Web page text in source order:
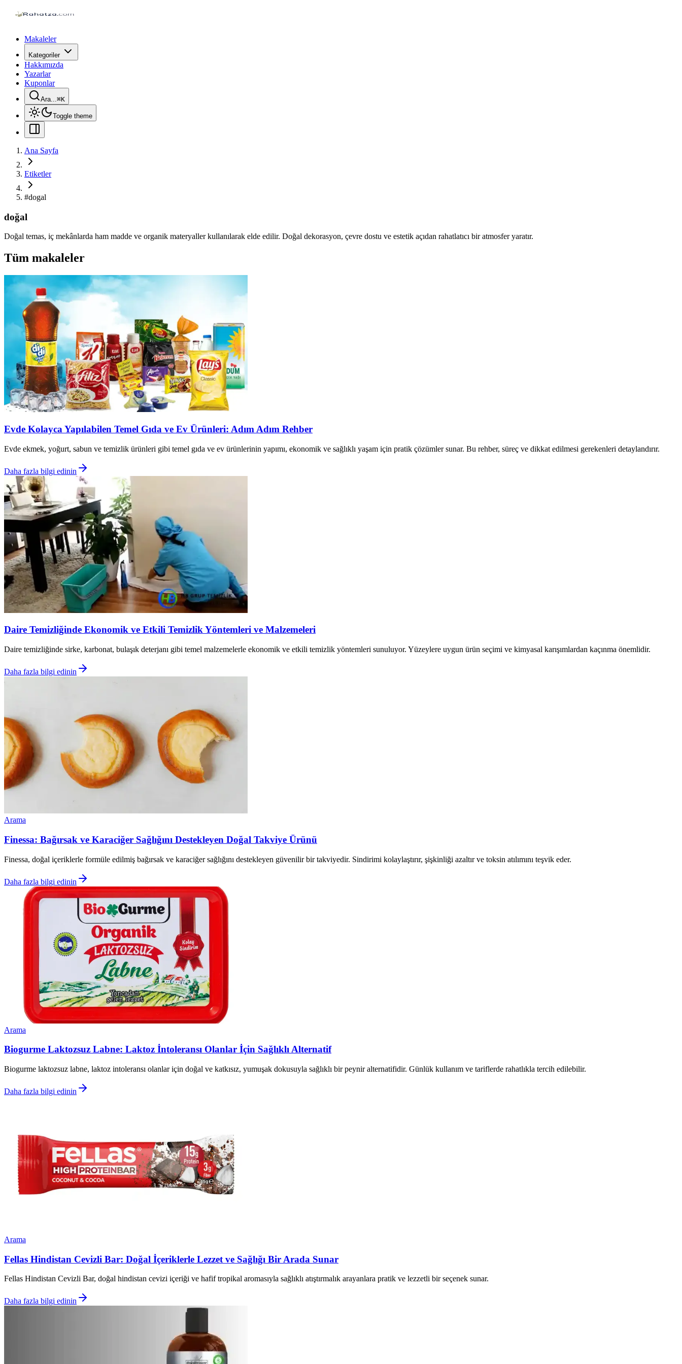
Makaleler
Kategoriler
Hakkımızda
Yazarlar
Kuponlar
Ara...⌘K
Toggle theme
Ana Sayfa
Etiketler
#dogal
doğal
Doğal temas, iç mekânlarda ham madde ve organik materyaller kullanılarak elde edilir. Doğal dekorasyon, çevre dostu ve estetik açıdan rahatlatıcı bir atmosfer yaratır.
Tüm makaleler
Evde Kolayca Yapılabilen Temel Gıda ve Ev Ürünleri: Adım Adım Rehber
Evde ekmek, yoğurt, sabun ve temizlik ürünleri gibi temel gıda ve ev ürünlerinin yapımı, ekonomik ve sağlıklı yaşam için pratik çözümler sunar. Bu rehber, süreç ve dikkat edilmesi gerekenleri detaylandırır.
Daha fazla bilgi edinin
Daire Temizliğinde Ekonomik ve Etkili Temizlik Yöntemleri ve Malzemeleri
Daire temizliğinde sirke, karbonat, bulaşık deterjanı gibi temel malzemelerle ekonomik ve etkili temizlik yöntemleri sunuluyor. Yüzeylere uygun ürün seçimi ve kimyasal karışımlardan kaçınma önemlidir.
Daha fazla bilgi edinin
Arama
Finessa: Bağırsak ve Karaciğer Sağlığını Destekleyen Doğal Takviye Ürünü
Finessa, doğal içeriklerle formüle edilmiş bağırsak ve karaciğer sağlığını destekleyen güvenilir bir takviyedir. Sindirimi kolaylaştırır, şişkinliği azaltır ve toksin atılımını teşvik eder.
Daha fazla bilgi edinin
Arama
Biogurme Laktozsuz Labne: Laktoz İntoleransı Olanlar İçin Sağlıklı Alternatif
Biogurme laktozsuz labne, laktoz intoleransı olanlar için doğal ve katkısız, yumuşak dokusuyla sağlıklı bir peynir alternatifidir. Günlük kullanım ve tariflerde rahatlıkla tercih edilebilir.
Daha fazla bilgi edinin
Arama
Fellas Hindistan Cevizli Bar: Doğal İçeriklerle Lezzet ve Sağlığı Bir Arada Sunar
Fellas Hindistan Cevizli Bar, doğal hindistan cevizi içeriği ve hafif tropikal aromasıyla sağlıklı atıştırmalık arayanlara pratik ve lezzetli bir seçenek sunar.
Daha fazla bilgi edinin